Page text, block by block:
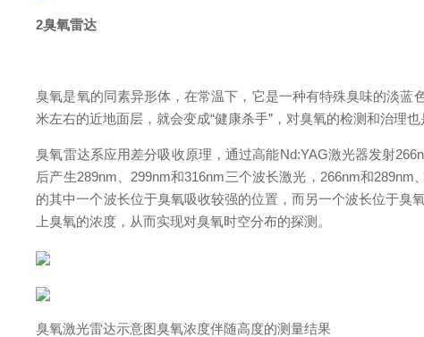
2臭氧雷达
臭氧是氧的同素异形体，在常温下，它是一种有特殊臭味的淡
米左右的近地面层，就会变成“健康杀手”，对臭氧的检测和治理也
臭氧雷达系应用差分吸收原理，通过高能Nd:YAG激光器发射
后产生289nm、299nm和316nm三个波长激光，266nm和
的其中一个波长位于臭氧吸收较强的位置，而另一个波长位于
上臭氧的浓度，从而实现对臭氧时空分布的探测。
臭氧激光雷达示意图臭氧浓度伴随高度的测量结果